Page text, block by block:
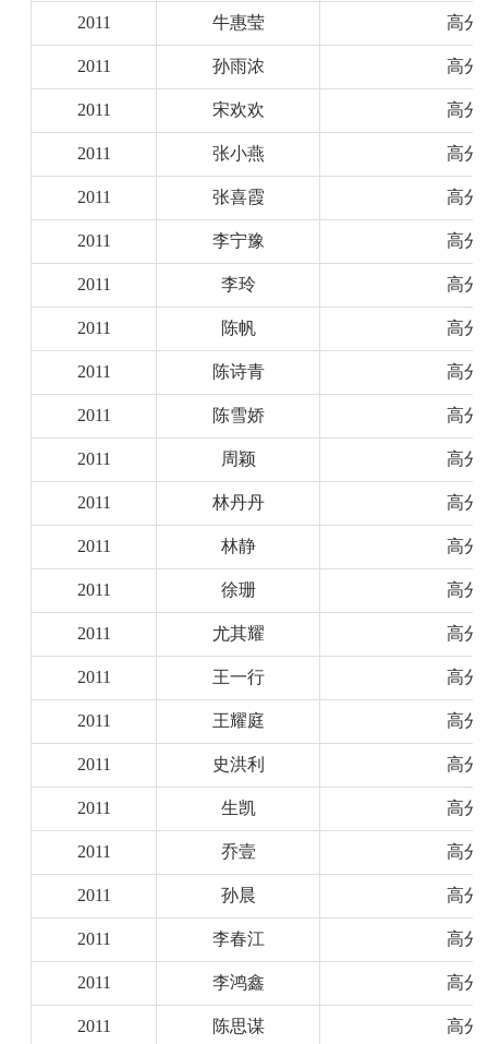
2011 牛惠莹 高分
2011 孙雨浓 高分
2011 宋欢欢 高分
2011 张小燕 高分
2011 张喜霞 高分
2011 李宁豫 高分
2011 李玲 高分
2011 陈帆 高分
2011 陈诗青 高分
2011 陈雪娇 高分
2011 周颖 高分
2011 林丹丹 高分
2011 林静 高分
2011 徐珊 高分
2011 尤其耀 高分
2011 王一行 高分
2011 王耀庭 高分
2011 史洪利 高分
2011 生凯 高分
2011 乔壹 高分
2011 孙晨 高分
2011 李春江 高分
2011 李鸿鑫 高分
2011 陈思谋 高分